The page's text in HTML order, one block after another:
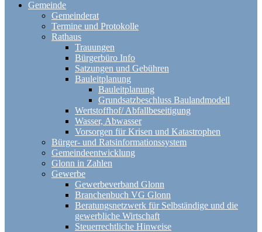
Gemeinde
Gemeinderat
Termine und Protokolle
Rathaus
Trauungen
Bürgerbüro Info
Satzungen und Gebühren
Bauleitplanung
Bauleitplanung
Grundsatzbeschluss Baulandmodell
Wertstoffhof/ Abfallbeseitigung
Wasser, Abwasser
Vorsorgen für Krisen und Katastrophen
Bürger- und Ratsinformationssystem
Gemeindeentwicklung
Glonn in Zahlen
Gewerbe
Gewerbeverband Glonn
Branchenbuch VG Glonn
Beratungsnetzwerk für Selbständige und die
gewerbliche Wirtschaft
Steuerrechtliche Hinweise